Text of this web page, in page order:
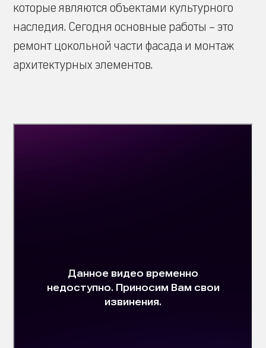
которые являются объектами культурного
наследия. Сегодня основные работы – это
ремонт цокольной части фасада и монтаж
архитектурных элементов.